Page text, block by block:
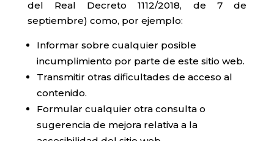
del Real Decreto 1112/2018, de 7 de
septiembre) como, por ejemplo:
Informar sobre cualquier posible
incumplimiento por parte de este sitio web.
Transmitir otras dificultades de acceso al
contenido.
Formular cualquier otra consulta o
sugerencia de mejora relativa a la